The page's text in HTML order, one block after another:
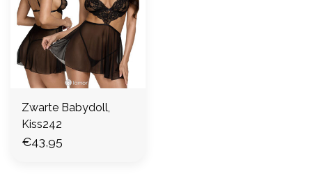
Zwarte Babydoll,
Kiss242
€43,95